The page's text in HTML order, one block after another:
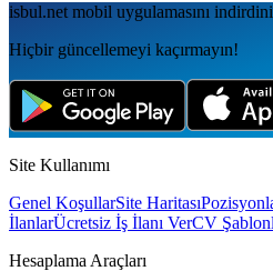
isbul.net mobil uygulamаsını
Hiçbir güncellemeyi kaçırmayın!
Site Kullanımı
Genel KoşullarSite Haritası
İlanlarÜcretsiz İş İlanı VerCV
Hesaplama Araçları